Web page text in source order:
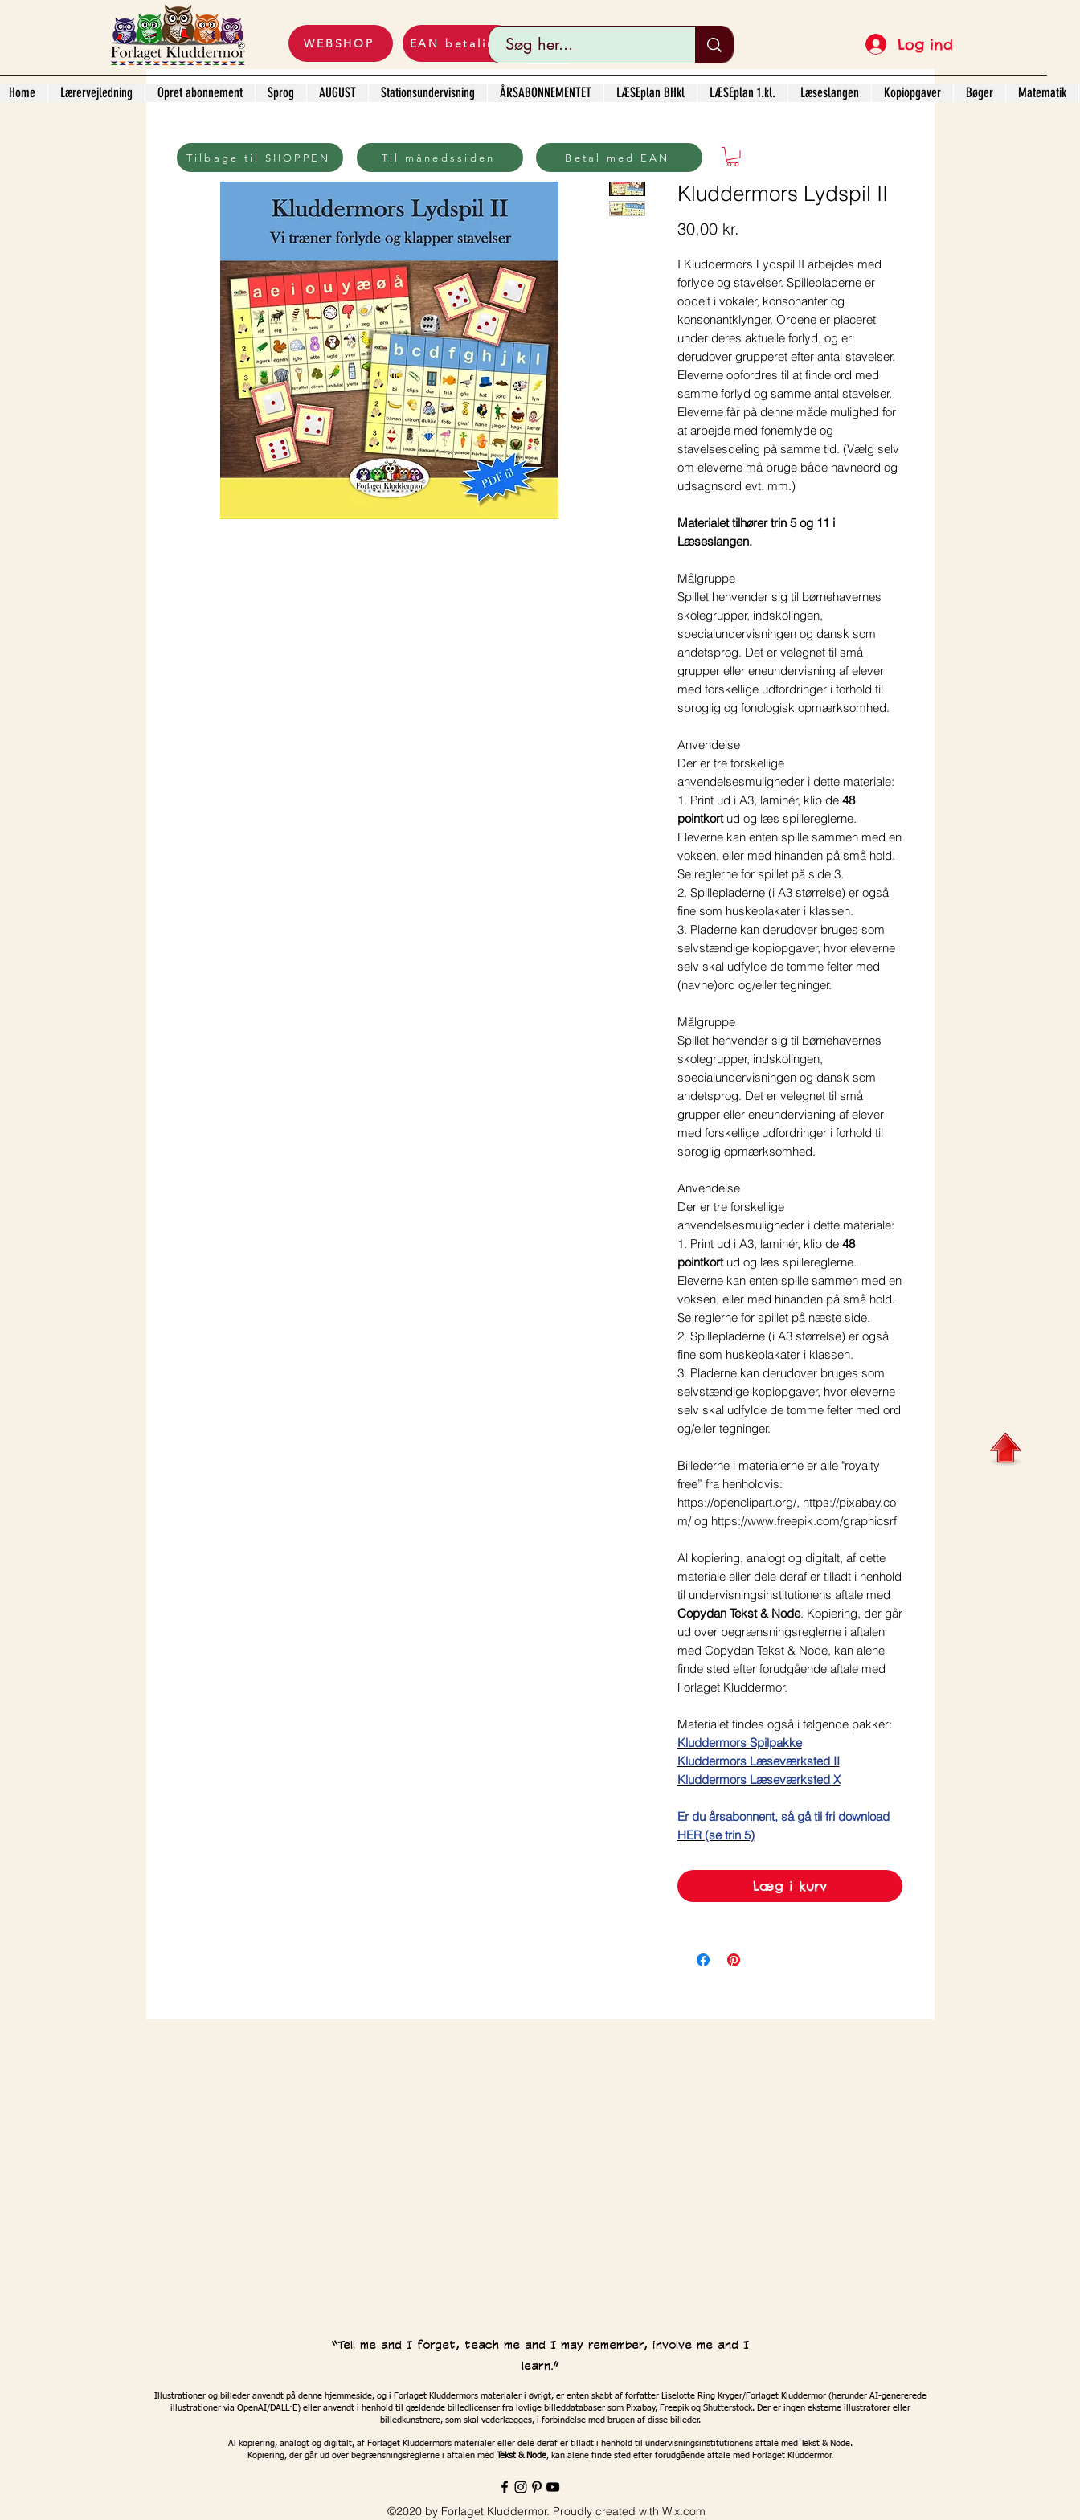
WEBSHOP EAN betaling Log ind
Home Lærervejledning Opret abonnement Sprog AUGUST Stationsundervisning ÅRSABONNEMENTET LÆSEplan BHkl LÆSEplan 1.kl. Læseslangen Kopiopgaver Bøger Matematik
Kluddermors Lydspil II
30,00 kr.
I Kluddermors Lydspil II arbejdes med
forlyde og stavelser. Spillepladerne er
opdelt i vokaler, konsonanter og
konsonantklynger. Ordene er placeret
under deres aktuelle forlyd, og er
derudover grupperet efter antal stavelser.
Eleverne opfordres til at finde ord med
samme forlyd og samme antal stavelser.
Eleverne får på denne måde mulighed for
at arbejde med fonemlyde og
stavelsesdeling på samme tid. (Vælg selv
om eleverne må bruge både navneord og
udsagnsord evt. mm.)
Materialet tilhører trin 5 og 11 i
Læseslangen.
Målgruppe
Spillet henvender sig til børnehavernes
skolegrupper, indskolingen,
specialundervisningen og dansk som
andetsprog. Det er velegnet til små
grupper eller eneundervisning af elever
med forskellige udfordringer i forhold til
sproglig og fonologisk opmærksomhed.
Anvendelse
Der er tre forskellige
anvendelsesmuligheder i dette materiale:
1. Print ud i A3, laminér, klip de 48
pointkortud og læs spillereglerne.
Eleverne kan enten spille sammen med en
voksen, eller med hinanden på små hold.
Se reglerne for spillet på side 3.
2. Spillepladerne (i A3 størrelse) er også
fine som huskeplakater i klassen.
3. Pladerne kan derudover bruges som
selvstændige kopiopgaver, hvor eleverne
selv skal udfylde de tomme felter med
(navne)ord og/eller tegninger.
Målgruppe
Spillet henvender sig til børnehavernes
skolegrupper, indskolingen,
specialundervisningen og dansk som
andetsprog. Det er velegnet til små
grupper eller eneundervisning af elever
med forskellige udfordringer i forhold til
sproglig opmærksomhed.
Anvendelse
Der er tre forskellige
anvendelsesmuligheder i dette materiale:
1. Print ud i A3, laminér, klip de 48
pointkortud og læs spillereglerne.
Eleverne kan enten spille sammen med en
voksen, eller med hinanden på små hold.
Se reglerne for spillet på næste side.
2. Spillepladerne (i A3 størrelse) er også
fine som huskeplakater i klassen.
3. Pladerne kan derudover bruges som
selvstændige kopiopgaver, hvor eleverne
selv skal udfylde de tomme felter med ord
og/eller tegninger.
Billederne i materialerne er alle "royalty
free” fra henholdvis:
https://openclipart.org/, https://pixabay.co
m/ og https://www.freepik.com/graphicsrf
Al kopiering, analogt og digitalt, af dette
materiale eller dele deraf er tilladt i henhold
til undervisningsinstitutionens aftale med
Copydan Tekst & Node. Kopiering, der går
ud over begrænsningsreglerne i aftalen
med Copydan Tekst & Node, kan alene
finde sted efter forudgående aftale med
Forlaget Kluddermor.
Materialet findes også i følgende pakker:
Kluddermors Spilpakke
Kluddermors Læseværksted II
Kluddermors Læseværksted X
Er du årsabonnent, så gå til fri download
HER (se trin 5)
Læg i kurv
Tilbage til SHOPPEN Til månedssiden Betal med EAN
“Tell me and I forget, teach me and I may remember, involve me and I
learn.”
Illustrationer og billeder anvendt på denne hjemmeside, og i Forlaget Kluddermors materialer i øvrigt, er enten skabt af forfatter Liselotte Ring Kryger/Forlaget Kluddermor (herunder AI-genererede
illustrationer via OpenAI/DALL·E) eller anvendt i henhold til gældende billedlicenser fra lovlige billeddatabaser som Pixabay, Freepik og Shutterstock. Der er ingen eksterne illustratorer eller
billedkunstnere, som skal vederlægges, i forbindelse med brugen af disse billeder.
Al kopiering, analogt og digitalt, af Forlaget Kluddermors materialer eller dele deraf er tilladt i henhold til undervisningsinstitutionens aftale med Tekst & Node.
Kopiering, der går ud over begrænsningsreglerne i aftalen med Tekst & Node, kan alene finde sted efter forudgående aftale med Forlaget Kluddermor.
©2020 by Forlaget Kluddermor. Proudly created with Wix.com